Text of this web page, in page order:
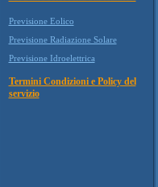
Previsione Eolico
Previsione Radiazione Solare
Previsione Idroelettrica
Termini Condizioni e Policy del
servizio